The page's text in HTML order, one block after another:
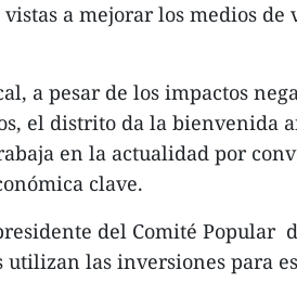
a mejorar los medios de
a pesar de los impactos
el distrito da la bienvenida
en la actualidad por
clave.
del Comité Popular
utilizan las inversiones para